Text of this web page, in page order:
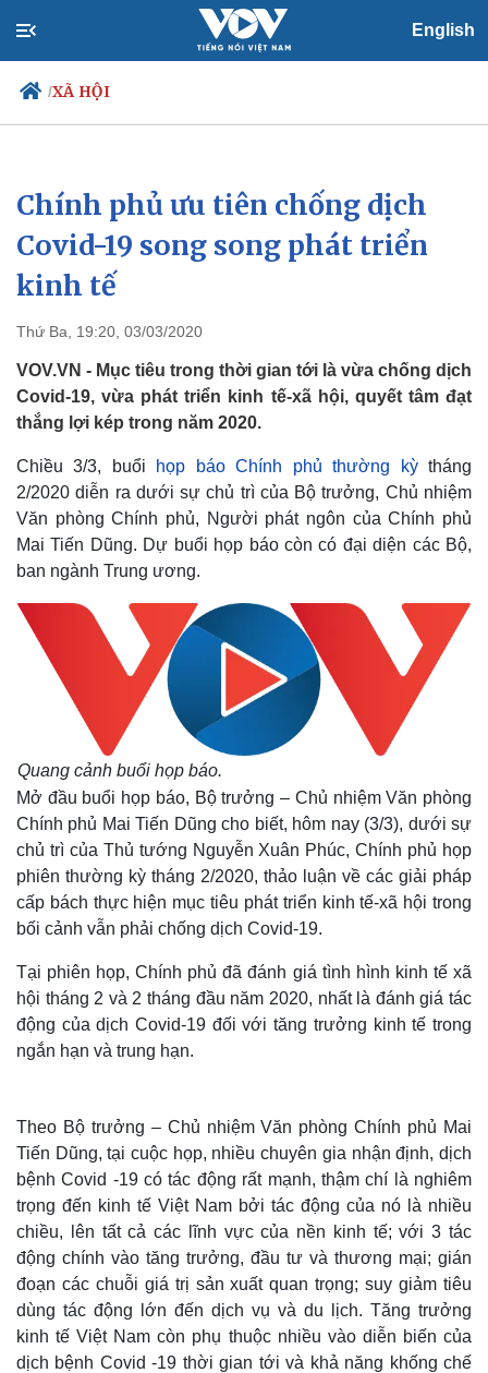
English
/XÃ HỘI
Chính trị
Đảng
Tổ chức nhân sự
Quốc hội
Xã hội
Tin 24h
Dự báo thời tiết
Chính phủ ưu tiên chống dịch
Covid-19 song song phát triển
kinh tế
Thứ Ba, 19:20, 03/03/2020
VOV.VN - Mục tiêu trong thời gian tới là vừa chống dịch
Covid-19, vừa phát triển kinh tế-xã hội, quyết tâm đạt
thắng lợi kép trong năm 2020.
Chiều 3/3, buổi họp báo Chính phủ thường kỳtháng
2/2020 diễn ra dưới sự chủ trì của Bộ trưởng, Chủ nhiệm
Văn phòng Chính phủ, Người phát ngôn của Chính phủ
Mai Tiến Dũng. Dự buổi họp báo còn có đại diện các Bộ,
ban ngành Trung ương.
Quang cảnh buổi họp báo.
Mở đầu buổi họp báo, Bộ trưởng – Chủ nhiệm Văn phòng
Chính phủ Mai Tiến Dũng cho biết, hôm nay (3/3), dưới sự
chủ trì của Thủ tướng Nguyễn Xuân Phúc, Chính phủ họp
phiên thường kỳ tháng 2/2020, thảo luận về các giải pháp
cấp bách thực hiện mục tiêu phát triển kinh tế-xã hội trong
bối cảnh vẫn phải chống dịch Covid-19.
Tại phiên họp, Chính phủ đã đánh giá tình hình kinh tế xã
hội tháng 2 và 2 tháng đầu năm 2020, nhất là đánh giá tác
động của dịch Covid-19 đối với tăng trưởng kinh tế trong
ngắn hạn và trung hạn.
Theo Bộ trưởng – Chủ nhiệm Văn phòng Chính phủ Mai
Tiến Dũng, tại cuộc họp, nhiều chuyên gia nhận định, dịch
bệnh Covid -19 có tác động rất mạnh, thậm chí là nghiêm
trọng đến kinh tế Việt Nam bởi tác động của nó là nhiều
chiều, lên tất cả các lĩnh vực của nền kinh tế; với 3 tác
động chính vào tăng trưởng, đầu tư và thương mại; gián
đoạn các chuỗi giá trị sản xuất quan trọng; suy giảm tiêu
dùng tác động lớn đến dịch vụ và du lịch. Tăng trưởng
kinh tế Việt Nam còn phụ thuộc nhiều vào diễn biến của
dịch bệnh Covid -19 thời gian tới và khả năng khống chế